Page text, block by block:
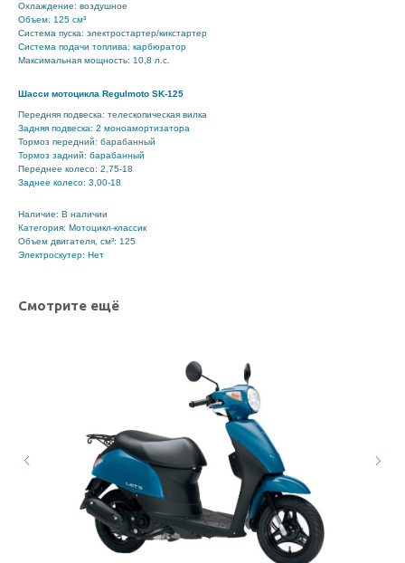
Охлаждение: воздушное
Объем: 125 см³
Система пуска: электростартер/кикстартер
Система подачи топлива: карбюратор
Максимальная мощность: 10,8 л.с.
Шасси мотоцикла Regulmoto SK-125
Передняя подвеска: телескопическая вилка
Задняя подвеска: 2 моноамортизатора
Тормоз передний: барабанный
Тормоз задний: барабанный
Переднее колесо: 2,75-18
Заднее колесо: 3,00-18
Наличие: В наличии
Категория: Мотоцикл-классик
Объем двигателя, см³: 125
Электроскутер: Нет
Смотрите ещё